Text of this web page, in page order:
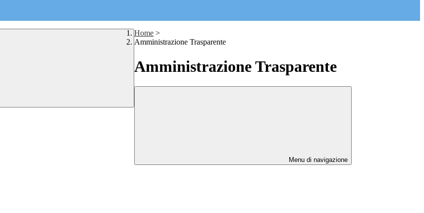
Home >
Amministrazione Trasparente
Amministrazione Trasparente
Menu di navigazione